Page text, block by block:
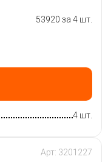
53920 за 4 шт.
4 шт.
Арт: 3201227